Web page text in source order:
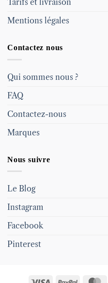
Tarifs et livraison
Mentions légales
Contactez nous
Qui sommes nous ?
FAQ
Contactez-nous
Marques
Nous suivre
Le Blog
Instagram
Facebook
Pinterest